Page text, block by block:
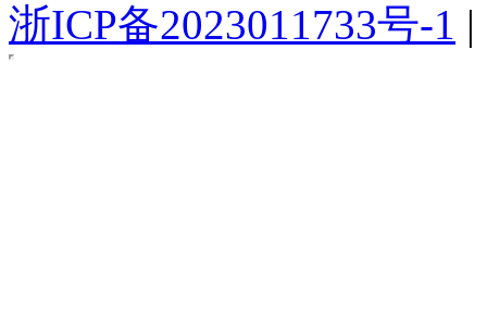
浙ICP备2023011733号-1